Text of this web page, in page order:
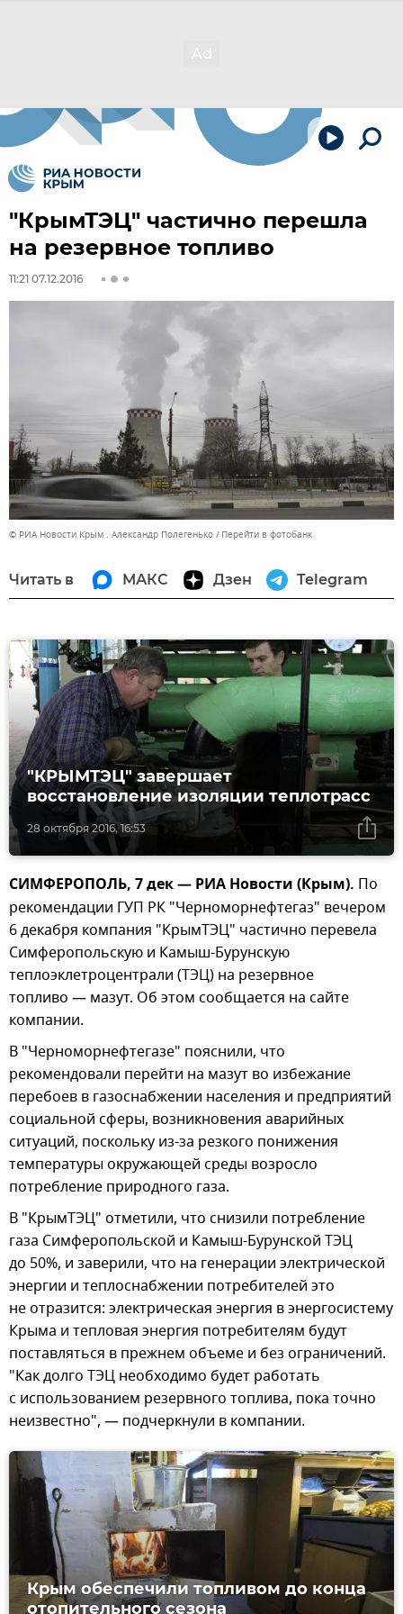
"КрымТЭЦ" частично перешла
на резервное топливо
11:21 07.12.2016
© РИА Новости Крым . Александр Полегенько Перейти в фотобанк
Читать в МАКС Дзен Telegram
28 октября 2016, 16:53
"КРЫМТЭЦ" завершает
восстановление изоляции теплотрасс
СИМФЕРОПОЛЬ, 7 дек — РИА Новости (Крым). По
рекомендации ГУП РК "Черноморнефтегаз" вечером
6 декабря компания "КрымТЭЦ" частично перевела
Симферопольскую и Камыш-Бурунскую
теплоэклетроцентрали (ТЭЦ) на резервное
топливо — мазут. Об этом сообщается на сайте
компании.
В "Черноморнефтегазе" пояснили, что
рекомендовали перейти на мазут во избежание
перебоев в газоснабжении населения и предприятий
социальной сферы, возникновения аварийных
ситуаций, поскольку из-за резкого понижения
температуры окружающей среды возросло
потребление природного газа.
В "КрымТЭЦ" отметили, что снизили потребление
газа Симферопольской и Камыш-Бурунской ТЭЦ
до 50%, и заверили, что на генерации электрической
энергии и теплоснабжении потребителей это
не отразится: электрическая энергия в энергосистему
Крыма и тепловая энергия потребителям будут
поставляться в прежнем объеме и без ограничений.
"Как долго ТЭЦ необходимо будет работать
с использованием резервного топлива, пока точно
неизвестно", — подчеркнули в компании.
Крым обеспечили топливом до конца
отопительного сезона